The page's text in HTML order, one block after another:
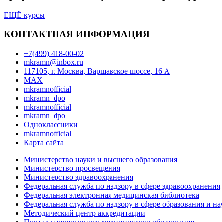
ЕЩЁ курсы
КОНТАКТНАЯ ИНФОРМАЦИЯ
+7(499) 418-00-02
mkramn@inbox.ru
117105, г. Москва, Варшавское шоссе, 16 А
MAX
mkramnofficial
mkramn_dpo
mkramnofficial
mkramn_dpo
Одноклассники
mkramnofficial
Карта сайта
Министерство науки и высшего образования
Министерство просвещения
Министерство здравоохранения
Федеральная служба по надзору в сфере здравоохранения
Федеральная электронная медицинская библиотека
Федеральная служба по надзору в сфере образования и
Методический центр аккредитации